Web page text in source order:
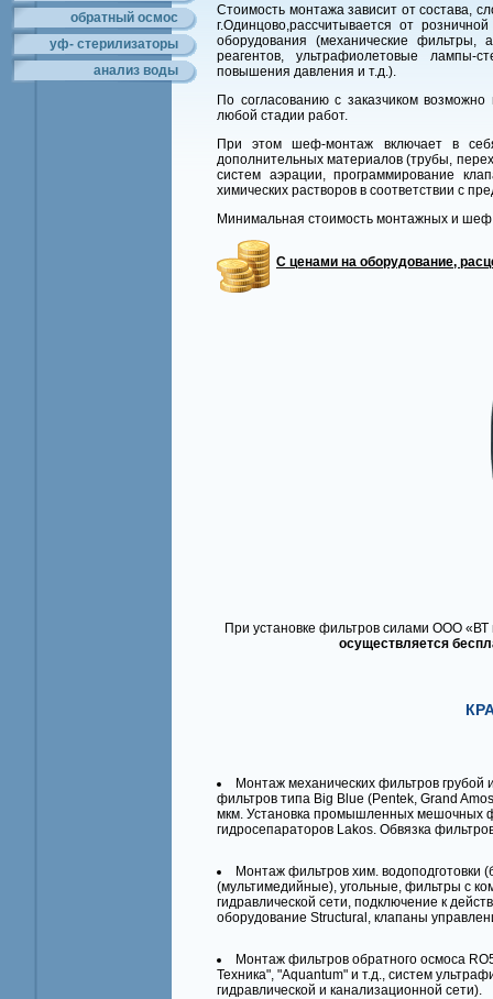
обратный осмос
уф- стерилизаторы
анализ воды
Стоимость монтажа зависит от состава,
г.Одинцово,рассчитывается от
оборудования (механические фильтры,
реагентов, ультрафиолетовые лампы-
повышения давления и т.д.).
По согласованию с заказчиком
любой стадии работ.
При этом шеф-монтаж включает в
дополнительных материалов (трубы,
систем аэрации, программирование
химических растворов в соответствии с
Минимальная стоимость монтажных и
С ценами на оборудование,
При установке фильтров силами ООО
осуществляется
Монтаж механических фильтров
фильтров типа Big Blue (Pentek, Grand
мкм. Установка промышленных мешочных
гидросепараторов Lakos. Обвязка
Монтаж фильтров хим. водоподготовки
(мультимедийные), угольные, фильтры с
гидравлической сети, подключение к
оборудование Structural, клапаны
Mонтаж фильтров обратного осмоса
Техника", "Aquantum" и т.д., систем
гидравлической и канализационной сети).